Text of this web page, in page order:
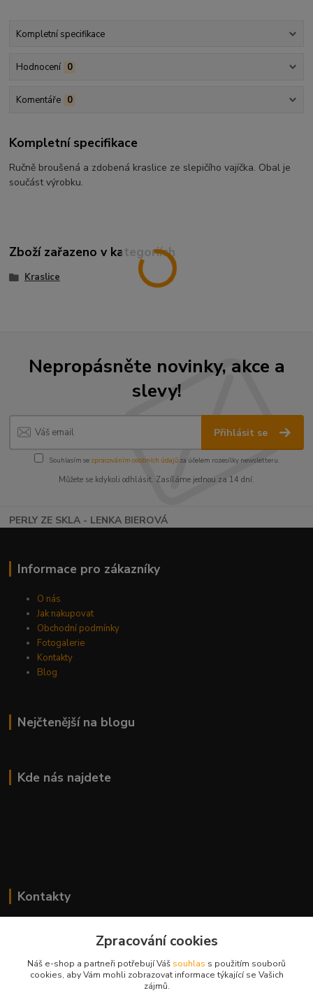
Kompletní specifikace
Hodnocení 0
Komentáře 0
Kompletní specifikace
Ručně broušená a zdobená kraslice ze slepičího vajíčka. Obal je
součást výrobku.
Zboží zařazeno v kategoriích
Kraslice
Nepropásněte novinky, akce a
slevy!
Přihlásit se
Souhlasím se zpracováním osobních údajůza účelem rozesílky newsletteru.
Můžete se kdykoli odhlásit. Zasíláme jednou za 14 dní.
PERLY ZE SKLA - LENKA BIEROVÁ
Informace pro zákazníky
O nás
Jak nakupovat
Obchodní podmínky
Fotogalerie
Kontakty
Blog
Nejčtenější na blogu
Kde nás najdete
Kontakty
+420 777 083 918
lenka.bierova@seznam.cz
Zpracování cookies
Náš e-shop a partneři potřebují Váš souhlas s použitím souborů
cookies, aby Vám mohli zobrazovat informace týkající se Vašich
zájmů.